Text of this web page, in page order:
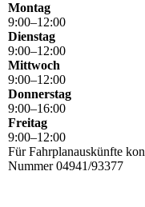
Montag
9:00–12:00
Dienstag
9:00–12:00
Mittwoch
9:00–12:00
Donnerstag
9:00–16:00
Freitag
9:00–12:00
Für Fahrplanauskünfte
Nummer 04941/93377